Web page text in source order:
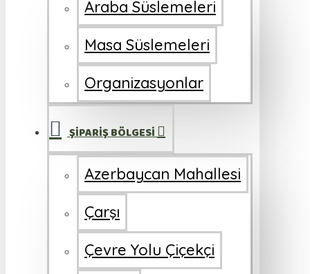
Araba Süslemeleri
Masa Süslemeleri
Organizasyonlar
ŞİPARİŞ BÖLGESİ
Azerbaycan Mahallesi
Çarşı
Çevre Yolu Çiçekçi